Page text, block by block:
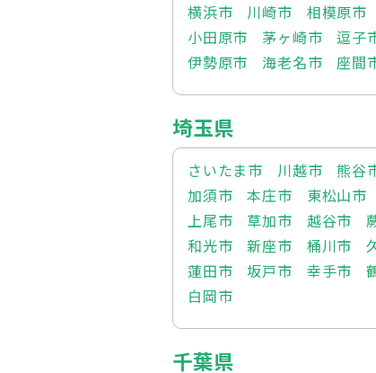
横浜市 川崎市 相模原市
小田原市
茅ヶ崎市 逗子
伊勢原市
海老名市 座間
埼玉県
さいたま市 川越市 熊谷
加須市
本庄市 東松山市
上尾市
草加市 越谷市
和光市
新座市 桶川市
蓮田市
坂戸市 幸手市
白岡市
千葉県